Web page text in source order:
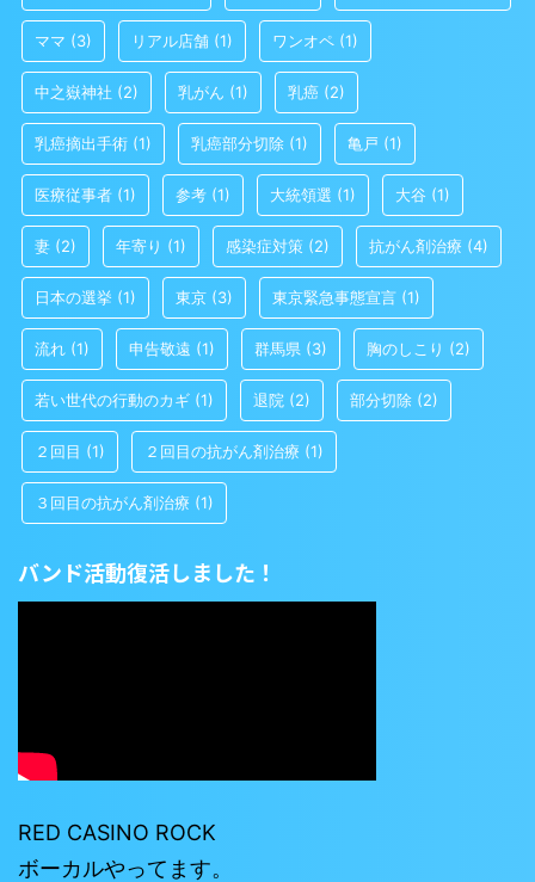
ママ (3) リアル店舗 (1) ワンオペ (1)
中之嶽神社 (2) 乳がん (1) 乳癌 (2)
乳癌摘出手術 (1) 乳癌部分切除 (1) 亀戸 (1)
医療従事者 (1) 参考 (1) 大統領選 (1) 大谷 (1)
妻 (2) 年寄り (1) 感染症対策 (2) 抗がん剤治療 (4)
日本の選挙 (1) 東京 (3) 東京緊急事態宣言 (1)
流れ (1) 申告敬遠 (1) 群馬県 (3) 胸のしこり (2)
若い世代の行動のカギ (1) 退院 (2) 部分切除 (2)
２回目 (1) ２回目の抗がん剤治療 (1)
３回目の抗がん剤治療 (1)
バンド活動復活しました！
RED CASINO ROCK
ボーカルやってます。